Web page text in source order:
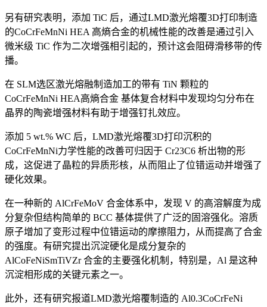
另有研究表明，添加 TiC 后，通过LMD激光熔覆3D打印制造
的CoCrFeMnNi HEA 高熵合金的机械性能的改善是通过引入
微米级 TiC 作为二次增强相引起的，预计这会阻碍滑移带的传
播。
在 SLM选区激光熔融制造加工的带有 TiN 颗粒的
CoCrFeMnNi HEA高熵合金 基体复合材料中发现均匀分布在
晶界的陶瓷增强材料有助于增强钉扎效应。
添加 5 wt.% WC 后，LMD激光熔覆3D打印沉积的
CoCrFeMnNi力学性能的改善可归因于 Cr23C6 析出物的形
成，这促进了晶粒的异质形核，从而阻止了位错运动并增强了
硬化效果。
在一种新的 AlCrFeMoV 合金体系中，发现 V 的高溶解度为成
分复杂但结构简单的 BCC 基体提供了广泛的固溶强化。溶质
原子增加了变形过程中位错运动的摩擦阻力，从而提高了合金
的强度。有研究提出沉淀硬化是成分复杂的
AlCoFeNiSmTiVZr 合金的主要强化机制，特别是，Al 是这种
沉淀相形成的关键元素之一。
此外，还有研究报道LMD激光熔覆制造的 Al0.3CoCrFeNi